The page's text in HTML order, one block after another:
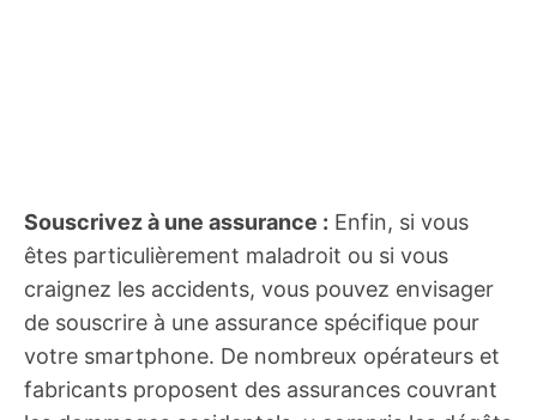
Souscrivez à une assurance : Enfin, si vous
êtes particulièrement maladroit ou si vous
craignez les accidents, vous pouvez envisager
de souscrire à une assurance spécifique pour
votre smartphone. De nombreux opérateurs et
fabricants proposent des assurances couvrant